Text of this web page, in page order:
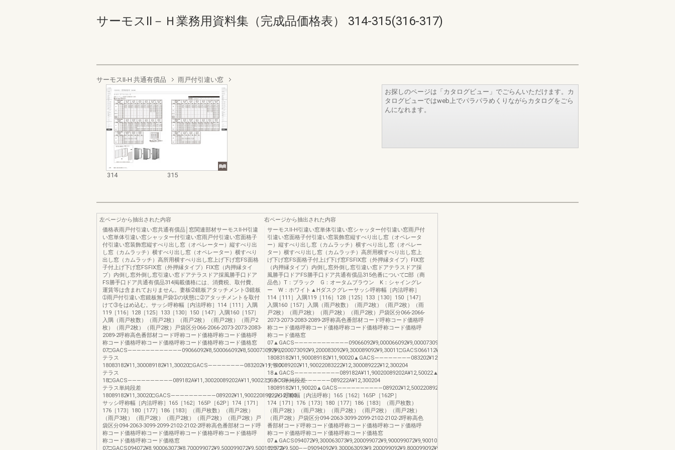
サーモスⅡ－Ｈ業務用資料集（完成品価格表） 314-315(316-317)
サーモスII-H 共通有償品 雨戸付引違い窓
314 315
お探しのページは「カタログビュー」でごらんいただけます。カ
タログビューではweb上でパラパラめくりながらカタログをごら
んになれます。
左ページから抽出された内容
価格表雨戸付引違い窓共通有償品│窓関連部材サーモスⅡ-H引違
い窓単体引違い窓シャッター付引違い窓雨戸付引違い窓面格子
付引違い窓装飾窓縦すべり出し窓（オペレーター）縦すべり出
し窓（カムラッチ）横すべり出し窓（オペレーター）横すべり
出し窓（カムラッチ）高所用横すべり出し窓上げ下げ窓FS面格
子付上げ下げ窓FSFIX窓（外押縁タイプ）FIX窓（内押縁タイ
プ）内倒し窓外倒し窓引違い窓ドアテラスドア採風勝手口ドア
FS勝手口ドア共通有償品314掲載価格には、消費税、取付費、
運賃等は含まれておりません。妻板➁鏡板アタッチメント➂鏡板
➀雨戸付引違い窓鏡板無戸袋➀の状態に➁アタッチメントを取付
けて➂をはめ込む。サッシ呼称幅［内法呼称］114［111］入隅
119［116］128［125］133［130］150［147］入隅160［157］
入隅（雨戸枚数）（雨戸2枚）（雨戸2枚）（雨戸2枚）（雨戸2
枚）（雨戸2枚）（雨戸2枚）戸袋区分066-2066-2073-2073-2083-
2089-2呼称高色番部材コード呼称コード価格呼称コード価格呼
称コード価格呼称コード価格呼称コード価格呼称コード価格窓
テラス
18083182¥11,300089182¥11,30020□GACS――――――――083202¥11,900089202¥11,90022083222¥12,300089222¥12,300204
テラス
18□GACS――――――――――089182A¥11,30020089202A¥11,90022□GACS――――――――――089222A¥12,300204
テラス単純段差
18089182¥11,30020□GACS――――――――――089202¥11,90022089222¥12,300
サッシ呼称幅［内法呼称］165［162］165P［62P］174［171］
176［173］180［177］186［183］（雨戸枚数）（雨戸2枚）
（雨戸3枚）（雨戸2枚）（雨戸2枚）（雨戸2枚）（雨戸2枚）戸
袋区分094-2063-3099-2099-2102-2102-2呼称高色番部材コード呼
称コード価格呼称コード価格呼称コード価格呼称コード価格呼
称コード価格呼称コード価格窓
右ページから抽出された内容
サーモスⅡ-H引違い窓単体引違い窓シャッター付引違い窓雨戸付
引違い窓面格子付引違い窓装飾窓縦すべり出し窓（オペレータ
ー）縦すべり出し窓（カムラッチ）横すべり出し窓（オペレー
ター）横すべり出し窓（カムラッチ）高所用横すべり出し窓上
げ下げ窓FS面格子付上げ下げ窓FSFIX窓（外押縁タイプ）FIX窓
（内押縁タイプ）内倒し窓外倒し窓引違い窓ドアテラスドア採
風勝手口ドアFS勝手口ドア共通有償品315色番について□部（商
品色）T：ブラック G：オータムブラウン K：シャイングレ
ー W：ホワイト▲Hダスクグレーサッシ呼称幅［内法呼称］
114［111］入隅119［116］128［125］133［130］150［147］
入隅160［157］入隅（雨戸枚数）（雨戸2枚）（雨戸2枚）（雨
戸2枚）（雨戸2枚）（雨戸2枚）（雨戸2枚）戸袋区分066-2066-
2073-2073-2083-2089-2呼称高色番部材コード呼称コード価格呼
称コード価格呼称コード価格呼称コード価格呼称コード価格呼
称コード価格窓
テラス
18083182¥11,900089182¥11,90020▲GACS――――――――083202¥12,500089202¥12,50022083222¥12,800089222¥12,800204
テラス
18▲GACS――――――――――089182A¥11,90020089202A¥12,50022▲GACS――――――――――089222A¥12,800204
テラス単純段差
18089182¥11,90020▲GACS――――――――――089202¥12,50022089222¥12,800
サッシ呼称幅［内法呼称］165［162］165P［162P］
174［171］176［173］180［177］186［183］（雨戸枚数）
（雨戸2枚）（雨戸3枚）（雨戸2枚）（雨戸2枚）（雨戸2枚）
（雨戸2枚）戸袋区分094-2063-3099-2099-2102-2102-2呼称高色
番部材コード呼称コード価格呼称コード価格呼称コード価格呼
称コード価格呼称コード価格呼称コード価格窓
テラス